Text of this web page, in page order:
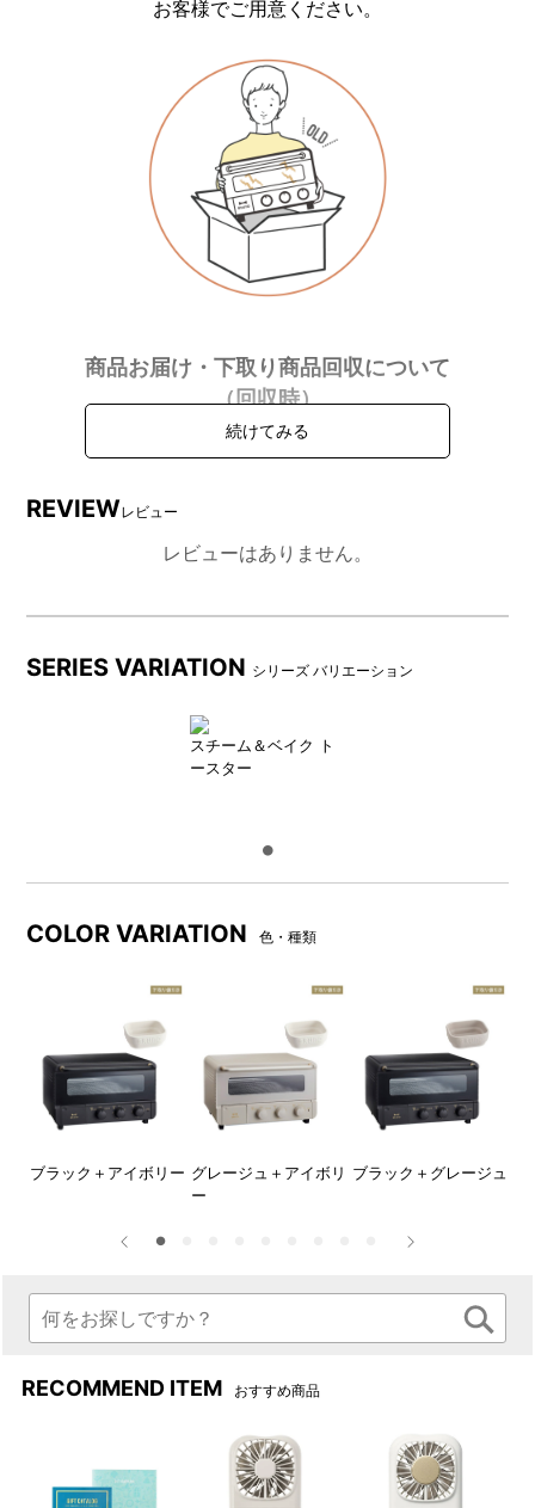
お客様でご用意ください。
商品お届け・下取り商品回収について
（回収時）
回収不可
ない場合、ご注文商品のお渡し、回収はできません。
い。梱包資材、段ボールはお客様でご用意ください。
BOXまたは管理人預かりなどの配送はご利用いただけません。
※ 下取り回収のみを承ることはできません。
商品お届け・下取り商品回収について
（回収後）
下取り返却
後日回収
※ 下取りサービスをご利用いただきご購入いただきました商品
のご返品を承ることはできません。
はできません。
※ 商品受け取り後（後日）に下取り商品の回収や送付受付を承
REVIEWレビュー
レビューはありません。
SERIES VARIATION シリーズ バリエーション
スチーム＆ベイク ト
ースター
COLOR VARIATION 色・種類
ブラック＋アイボリー グレージュ＋アイボリ
ー
ブラック＋グレージュ
RECOMMEND ITEM おすすめ商品